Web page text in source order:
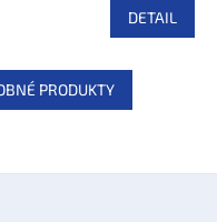
DETAIL
PRODUKTY